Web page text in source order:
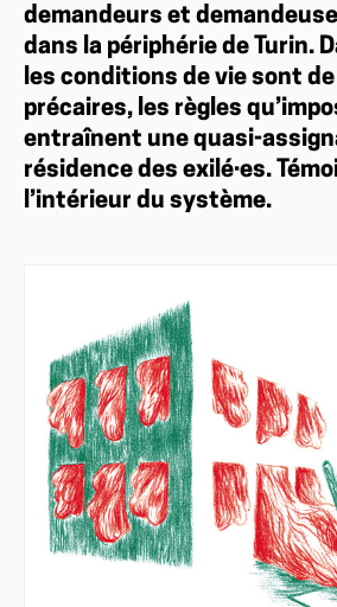
demandeurs et
dans la périphérie de Turin.
les conditions de vie sont
précaires, les règles
entraînent une quasi-
résidence des exilé·es.
l’intérieur du système.